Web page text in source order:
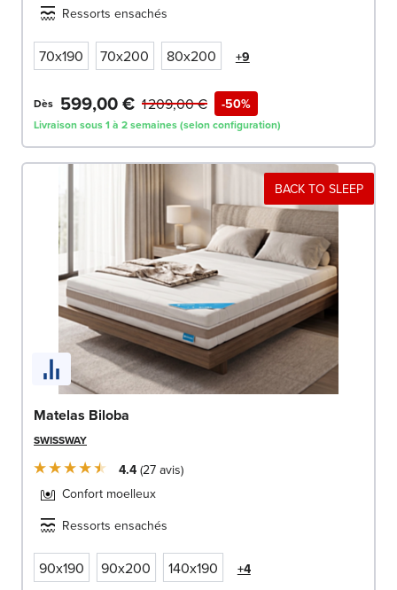
Ressorts ensachés
70x190 70x200 80x200 +9
Dès 599,00 € -50%
1 209,00 €
Livraison sous 1 à 2 semaines (selon configuration)
BACK TO SLEEP
Matelas Biloba
SWISSWAY
4.4 27 avis
Confort moelleux
Ressorts ensachés
90x190 90x200 140x190 +4